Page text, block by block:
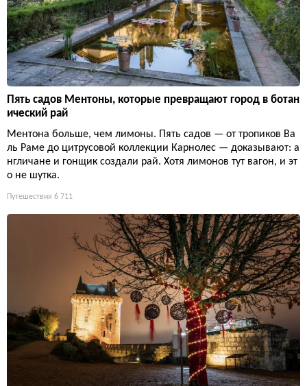
Пять садов Ментоны, которые превращают город в ботан
ический рай
Ментона больше, чем лимоны. Пять садов — от тропиков Ва
ль Раме до цитрусовой коллекции Карнолес — доказывают: а
нгличане и гонщик создали рай. Хотя лимонов тут вагон, и эт
о не шутка.
Путешествия 6 711